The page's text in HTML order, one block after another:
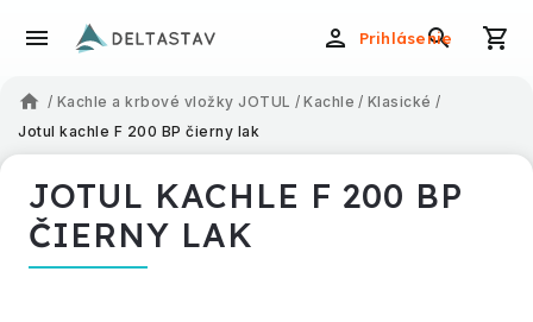
Prihlásenie
/ Kachle a krbové vložky JOTUL / Kachle / Klasické /
Jotul kachle F 200 BP čierny lak
JOTUL KACHLE F 200 BP
ČIERNY LAK